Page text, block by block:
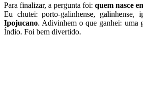
Para finalizar, a pergunta foi: quem nasce
Eu chutei: porto-galinhense, galinhense,
Ipojucano. Adivinhem o que ganhei: uma
Índio. Foi bem divertido.